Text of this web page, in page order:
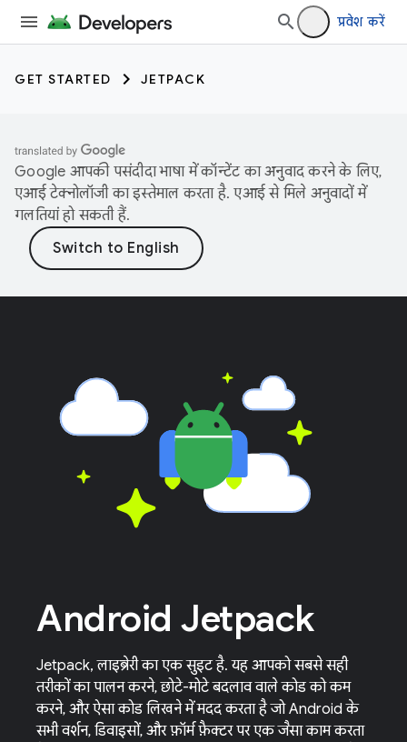
प्रवेश करें
GET STARTED JETPACK
Google आपकी पसंदीदा भाषा में कॉन्टेंट का अनुवाद करने के लिए,
एआई टेक्नोलॉजी का इस्तेमाल करता है. एआई से मिले अनुवादों में
गलतियां हो सकती हैं.
Android Jetpack
Jetpack, लाइब्रेरी का एक सुइट है. यह आपको सबसे सही
तरीकों का पालन करने, छोटे-मोटे बदलाव वाले कोड को कम
करने, और ऐसा कोड लिखने में मदद करता है जो Android के
सभी वर्शन, डिवाइसों, और फ़ॉर्म फ़ैक्टर पर एक जैसा काम करता